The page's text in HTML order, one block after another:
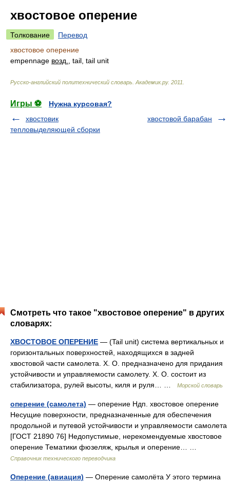
хвостовое оперение
Толкование
Перевод
хвостовое оперение
empennage возд. , tail, tail unit
Русско-английский политехнический словарь Академик.ру. 2011
Игры ⚽
Нужна курсовая?
хвостовик
тепловыделяющей сборки
хвостовой барабан
Смотреть что такое "хвостовое оперение" в других
словарях:
ХВОСТОВОЕ ОПЕРЕНИЕ — (Tail unit) система вертикальных и
горизонтальных поверхностей, находящихся в задней
хвостовой части самолета. X. О. предназначено для придания
устойчивости и управляемости самолету. X. О. состоит из
стабилизатора, рулей высоты, киля и руля… …
Морской словарь
оперение (самолета) — оперение Ндп. хвостовое оперение
Несущие поверхности, предназначенные для обеспечения
продольной и путевой устойчивости и управляемости самолета
[ГОСТ 21890 76] Недопустимые, нерекомендуемые хвостовое
оперение Тематики фюзеляж, крылья и оперение… …
Справочник технического переводчика
Оперение (авиация) — Оперение самолёта У этого термина